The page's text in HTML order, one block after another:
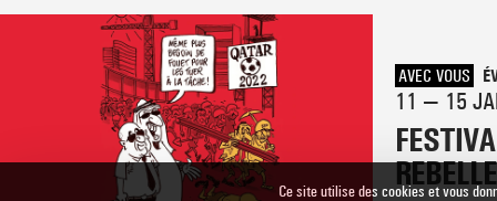
AVEC VOUS
11 — 15
Ce site utilise des cookies et vous